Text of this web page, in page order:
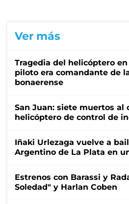
Ver más
Tragedia del helicóptero en
piloto era comandante de
bonaerense
San Juan: siete muertos al
helicóptero de control de
Iñaki Urlezaga vuelve a
Argentino de La Plata en
Estrenos con Barassi y
Soledad" y Harlan Coben